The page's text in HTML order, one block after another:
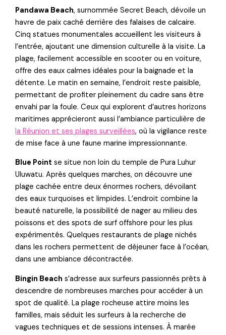
Pandawa Beach, surnommée Secret Beach, dévoile un
havre de paix caché derrière des falaises de calcaire.
Cinq statues monumentales accueillent les visiteurs à
l’entrée, ajoutant une dimension culturelle à la visite. La
plage, facilement accessible en scooter ou en voiture,
offre des eaux calmes idéales pour la baignade et la
détente. Le matin en semaine, l’endroit reste paisible,
permettant de profiter pleinement du cadre sans être
envahi par la foule. Ceux qui explorent d’autres horizons
maritimes apprécieront aussi l’ambiance particulière de
la Réunion et ses plages surveillées, où la vigilance reste
de mise face à une faune marine impressionnante.
Blue Point se situe non loin du temple de Pura Luhur
Uluwatu. Après quelques marches, on découvre une
plage cachée entre deux énormes rochers, dévoilant
des eaux turquoises et limpides. L’endroit combine la
beauté naturelle, la possibilité de nager au milieu des
poissons et des spots de surf offshore pour les plus
expérimentés. Quelques restaurants de plage nichés
dans les rochers permettent de déjeuner face à l’océan,
dans une ambiance décontractée.
Bingin Beach s’adresse aux surfeurs passionnés prêts à
descendre de nombreuses marches pour accéder à un
spot de qualité. La plage rocheuse attire moins les
familles, mais séduit les surfeurs à la recherche de
vagues techniques et de sessions intenses. À marée